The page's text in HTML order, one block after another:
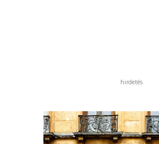
hirdetés